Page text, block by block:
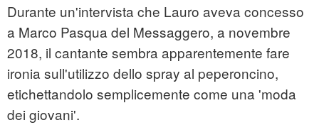
Durante un'intervista che Lauro aveva concesso
a Marco Pasqua del Messaggero, a novembre
2018, il cantante sembra apparentemente fare
ironia sull'utilizzo dello spray al peperoncino,
etichettandolo semplicemente come una 'moda
dei giovani'.